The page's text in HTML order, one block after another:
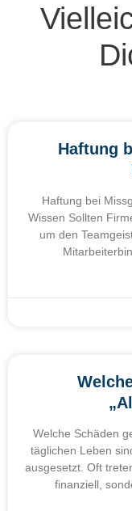
Haftung
Haftung bei
Wissen Sollten
um den
Welche Schäden
täglichen Leben
ausgesetzt. Oft
finanziell,